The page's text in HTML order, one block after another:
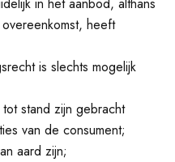
in het aanbod, althans
heeft
is slechts mogelijk
stand zijn gebracht
van de consument;
aard zijn;